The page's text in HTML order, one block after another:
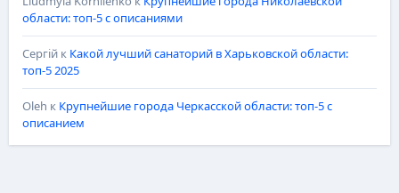
области: топ-5 с описаниями
Сергійк Какой лучший санаторий в Харьковской области:
топ-5 2025
Oleh к Крупнейшие города Черкасской области: топ-5 с
описанием